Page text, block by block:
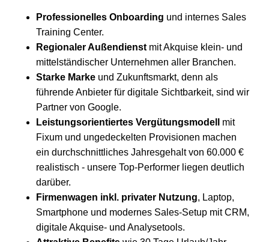
Professionelles Onboarding und internes Sales
Training Center.
Regionaler Außendienst mit Akquise klein- und
mittelständischer Unternehmen aller Branchen.
Starke Marke und Zukunftsmarkt, denn als
führende Anbieter für digitale Sichtbarkeit, sind wir
Partner von Google.
Leistungsorientiertes Vergütungsmodell mit
Fixum und ungedeckelten Provisionen machen
ein durchschnittliches Jahresgehalt von 60.000 €
realistisch - unsere Top-Performer liegen deutlich
darüber.
Firmenwagen inkl. privater Nutzung, Laptop,
Smartphone und modernes Sales-Setup mit CRM,
digitale Akquise- und Analysetools.